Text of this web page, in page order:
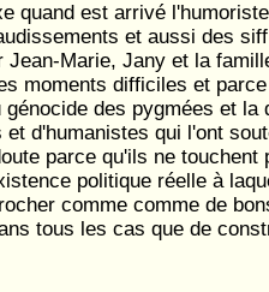
quand est arrivé
et aussi des
Jean-Marie, Jany et la
moments difficiles et
des pygmées et la
d'humanistes qui l'ont
parce qu'ils ne touchent
politique réelle à
comme comme de
tous les cas que de